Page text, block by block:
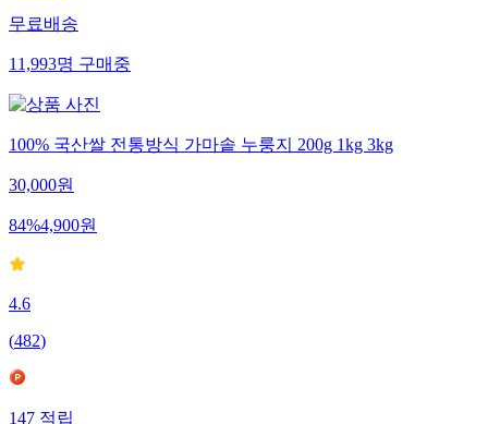
무료배송
11,993명구매중
100% 국산쌀 전통방식 가마솥 누룽지 200g 1kg 3kg
30,000원
84%4,900원
4.6
(482)